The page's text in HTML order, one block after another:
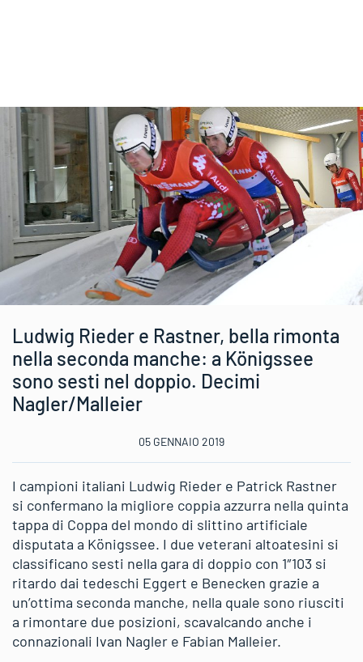
Ludwig Rieder e Rastner, bella rimonta
nella seconda manche: a Königssee
sono sesti nel doppio. Decimi
Nagler/Malleier
05 GENNAIO 2019
I campioni italiani Ludwig Rieder e Patrick Rastner
si confermano la migliore coppia azzurra nella quinta
tappa di Coppa del mondo di slittino artificiale
disputata a Königssee. I due veterani altoatesini si
classificano sesti nella gara di doppio con 1″103 si
ritardo dai tedeschi Eggert e Benecken grazie a
un’ottima seconda manche, nella quale sono riusciti
a rimontare due posizioni, scavalcando anche i
connazionali Ivan Nagler e Fabian Malleier.